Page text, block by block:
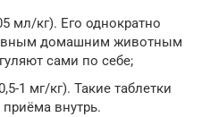
мл/кг). Его однократно
домашним животным
сами по себе;
1 мг/кг). Такие таблетки
внутрь.